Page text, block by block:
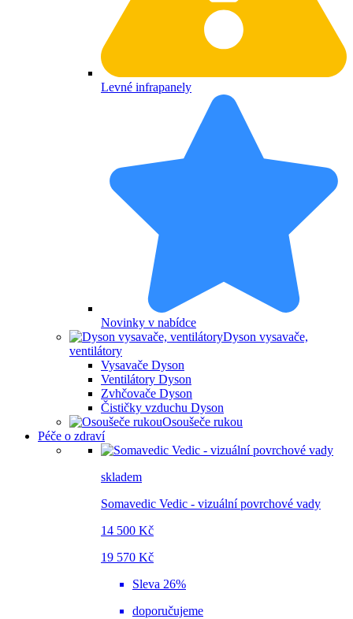
Levné infrapanely
Novinky v nabídce
Dyson vysavače,
ventilátory
Vysavače Dyson
Ventilátory Dyson
Zvhčovače Dyson
Čističky vzduchu Dyson
Osoušeče rukou
Péče o zdraví
skladem
Somavedic Vedic - vizuální povrchové vady
14 500 Kč
19 570 Kč
Sleva 26%
doporučujeme